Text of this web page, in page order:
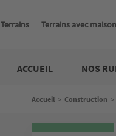
Terrains Terrains avec maison
ACCUEIL
NOS
Fil
Accueil > Construction >